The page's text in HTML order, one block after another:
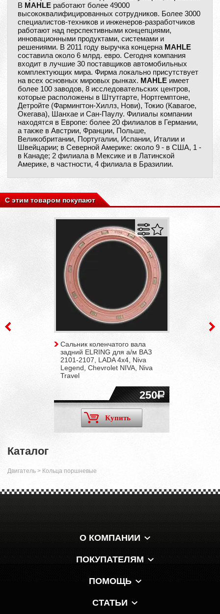
В MAHLE работают более 49000
высококвалифицированных сотрудников. Более 3000
специалистов-техников и инженеров-разработчиков
работают над перспективными концепциями,
инновационными продуктами, системами и
решениями. В 2011 году выручка концерна MAHLE
составила около 6 млрд. евро. Сегодня компания
входит в лучшие 30 поставщиков автомобильных
комплектующих мира. Фирма локально присутствует
на всех основных мировых рынках. MAHLE имеет
более 100 заводов, 8 исследовательских центров,
которые расположены в Штутгарте, Нортгемптоне,
Детройте (Фармингтон-Хиллз, Нови), Токио (Кавагое,
Окегава), Шанхае и Сан-Паулу. Филиалы компании
находятся в Европе: более 20 филиалов в Германии,
а также в Австрии, Франции, Польше,
Великобритании, Португалии, Испании, Италии и
Швейцарии; в Северной Америке: около 9 - в США, 1 -
в Канаде; 2 филиала в Мексике и в Латинской
Америке, в частности, 4 филиала в Бразилии.
С этим товаром покупают
Сальник коленчатого вала
задний ELRING для а/м ВАЗ
2101-2107, LADA 4x4, Niva
Legend, Chevrolet NIVA, Niva
Travel
250
Купить
Каталог
Двигатель > Кольца поршневые
О КОМПАНИИ
ПОКУПАТЕЛЯМ
ПОМОЩЬ
СТАТЬИ